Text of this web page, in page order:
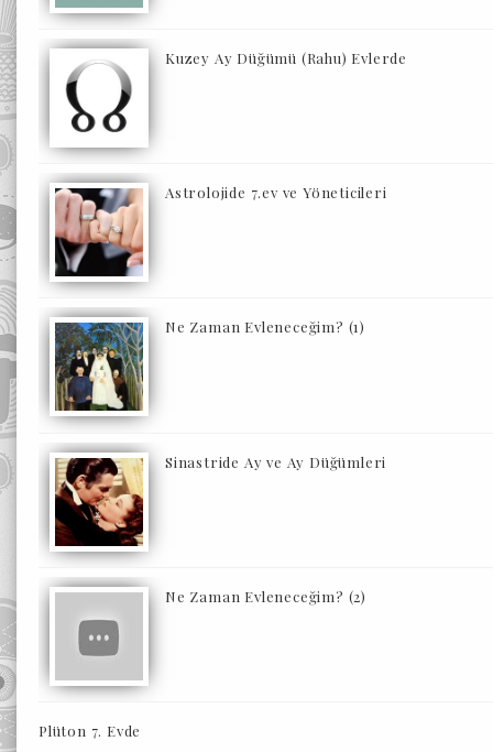
Kuzey Ay Düğümü (Rahu) Evlerde
Astrolojide 7.ev ve Yöneticileri
Ne Zaman Evleneceğim? (1)
Sinastride Ay ve Ay Düğümleri
Ne Zaman Evleneceğim? (2)
Plüton 7. Evde